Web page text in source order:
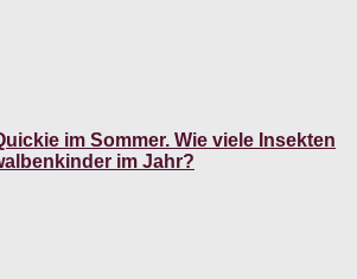
im Sommer. Wie viele Insekten
im Jahr?